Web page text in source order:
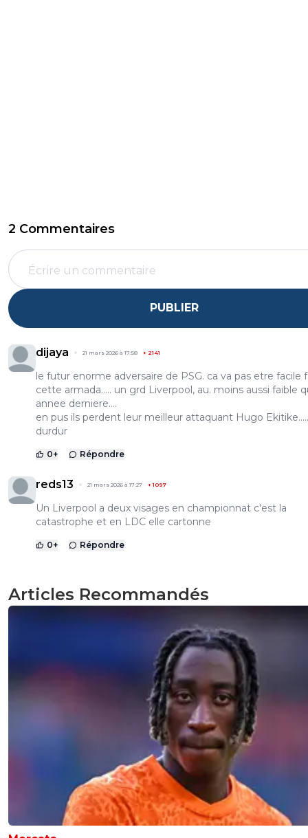
2 Commentaires
PUBLIER
dijaya 21 mars 2026 à 17:58 + 2141
le futur enorme adversaire de PSG. ca va pas etre facile
cette armada..... un grd Liverpool, au. moins aussi faible
annee derniere....
en pus ils perdent leur meilleur attaquant Hugo Ekitike.....
durdur
0+ Répondre
reds13 21 mars 2026 à 17:27 +1097
Un Liverpool a deux visages en championnat c'est la
catastrophe et en LDC elle cartonne
0+ Répondre
Articles Recommandés